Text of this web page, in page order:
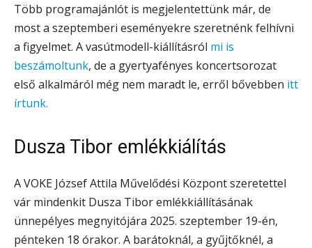
Több programajánlót is megjelentettünk már, de
most a szeptemberi eseményekre szeretnénk felhívni
a figyelmet. A vasútmodell-kiállításról mi is
beszámoltunk, de a gyertyafényes koncertsorozat
első alkalmáról még nem maradt le, erről bővebben itt
írtunk.
Dusza Tibor emlékkiálítás
A VOKE József Attila Művelődési Központ szeretettel
vár mindenkit Dusza Tibor emlékkiállításának
ünnepélyes megnyitójára 2025. szeptember 19-én,
pénteken 18 órakor. A barátoknál, a gyűjtőknél, a